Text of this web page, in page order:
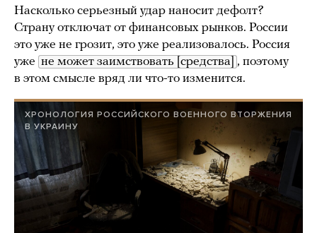
Насколько серьезный удар наносит дефолт?
Страну отключат от финансовых рынков. России
это уже не грозит, это уже реализовалось. Россия
уже не может заимствовать [средства] , поэтому
в этом смысле вряд ли что-то изменится.
ХРОНОЛОГИЯ РОССИЙСКОГО ВОЕННОГО ВТОРЖЕНИЯ
В УКРАИНУ